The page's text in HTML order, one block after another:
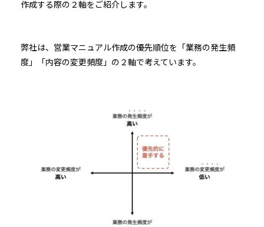
作成する際の２軸をご紹介します。
弊社は、営業マニュアル作成の優先順位を「業務の発生頻
度」「内容の変更頻度」の２軸で考えています。